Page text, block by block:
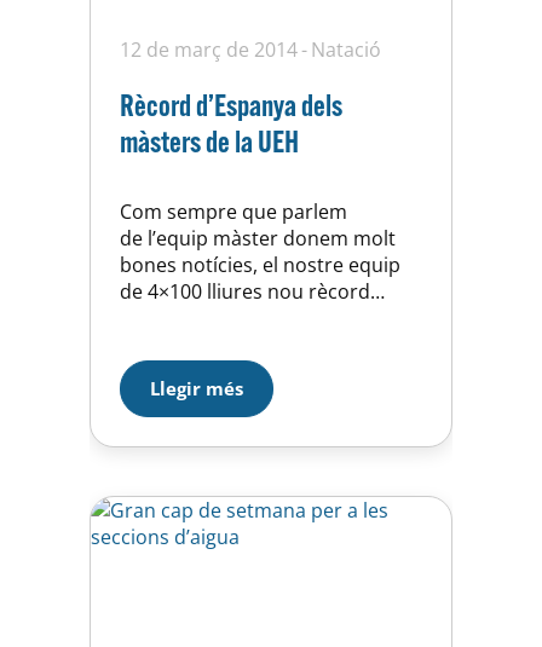
12 de març de 2014 Natació
Rècord d’Espanya dels
màsters de la UEH
Com sempre que parlem
de l’equip màster donem molt
bones notícies, el nostre equip
de 4×100 lliures nou rècord
Martin, FELICITATS NOIS SOM
D’HORTA !! Familia Master,
formidable éxito de los
nadadores del club que
Master del CN Sant Adrià
disputado…
Llegir més